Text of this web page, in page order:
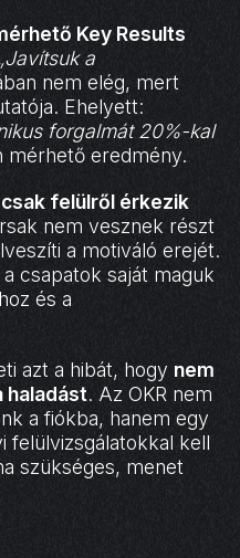
Key Results
„Javítsuk a
nem elég, mert
Ehelyett:
forgalmát 20%-kal
eredmény.
csak felülről érkezik
nem vesznek részt
a motiváló erejét.
csapatok saját maguk
és a
azt a hibát, hogy nem
haladást. Az OKR nem
a fiókba, hanem egy
felülvizsgálatokkal kell
szükséges, menet